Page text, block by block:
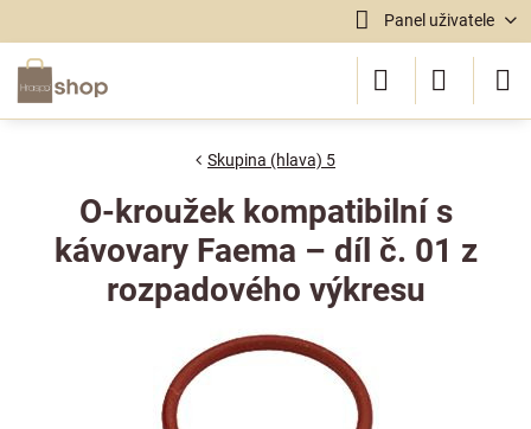
Panel uživatele
Skupina (hlava) 5
O-kroužek kompatibilní s
kávovary Faema – díl č. 01 z
rozpadového výkresu